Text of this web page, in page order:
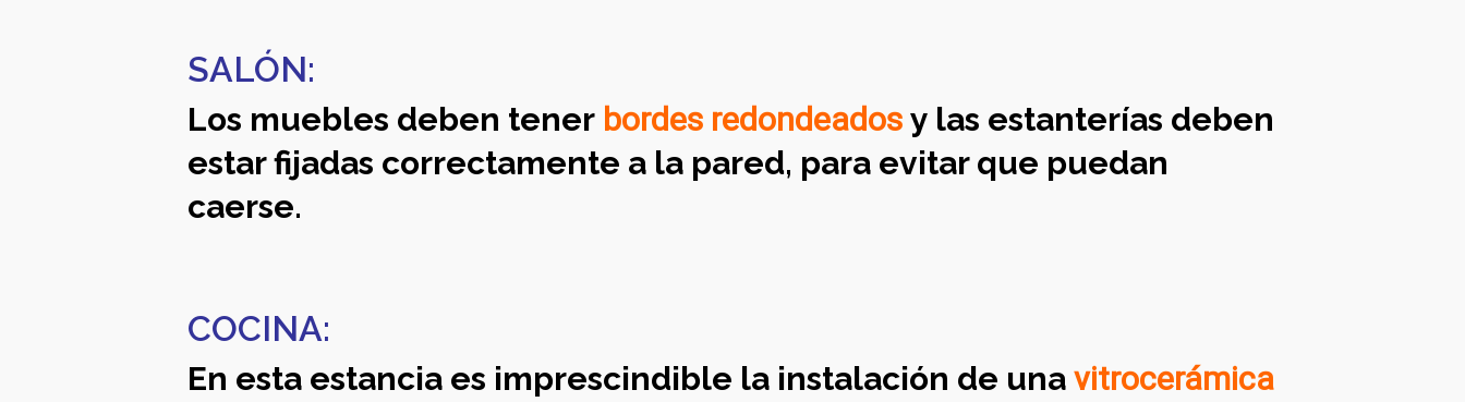
SALÓN:
Los muebles deben tener bordes redondeados y las estanterías deben
estar fijadas correctamente a la pared, para evitar que puedan
caerse.
COCINA:
En esta estancia es imprescindible la instalación de una vitrocerámica